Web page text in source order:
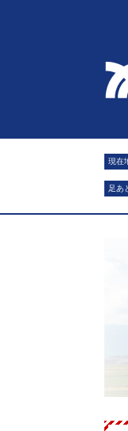
す
し
へ
現在
足あ